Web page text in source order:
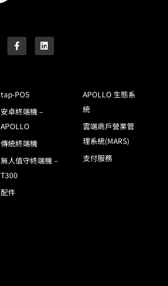
tap-POS
安卓終端機 –
APOLLO
傳統終端機
無人值守終端機 –
T300
配件
APOLLO 生態系
統
雲端商戶營業管
理系統(MARS)
支付服務